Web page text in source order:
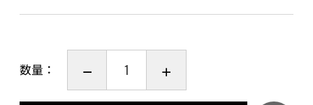
【手さげ袋】別売
（直射日光・高温多湿を避け常温で保存し、開
封後はお早くお召し上がりください）
【アレルゲン28品目】小麦・卵・ゴマ
数量：